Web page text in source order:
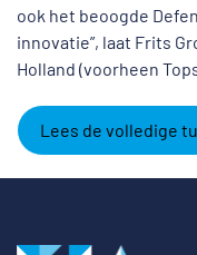
ook het beoogde
innovatie”, laat Frits
Holland (voorheen
Lees de volledige